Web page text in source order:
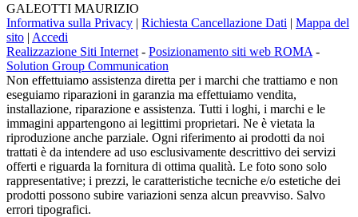
GALEOTTI MAURIZIO
Informativa sulla Privacy | Richiesta Cancellazione Dati | Mappa del
sito | Accedi
Realizzazione Siti Internet - Posizionamento siti web ROMA -
Solution Group Communication
Non effettuiamo assistenza diretta per i marchi che trattiamo e non
eseguiamo riparazioni in garanzia ma effettuiamo vendita,
installazione, riparazione e assistenza. Tutti i loghi, i marchi e le
immagini appartengono ai legittimi proprietari. Ne è vietata la
riproduzione anche parziale. Ogni riferimento ai prodotti da noi
trattati è da intendere ad uso esclusivamente descrittivo dei servizi
offerti e riguarda la fornitura di ottima qualità. Le foto sono solo
rappresentative; i prezzi, le caratteristiche tecniche e/o estetiche dei
prodotti possono subire variazioni senza alcun preavviso. Salvo
errori tipografici.